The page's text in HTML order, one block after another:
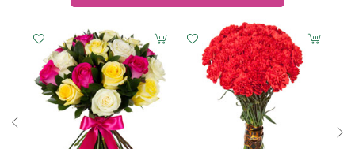
Средний
40 см
Большой